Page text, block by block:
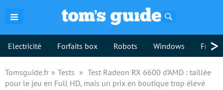
Electricité Forfaits box Robots Windows >
Tomsguide.fr Tests
Test Radeon RX 6600 d’AMD : taillée
pour le jeu en Full HD, mais un prix en boutique trop élevé